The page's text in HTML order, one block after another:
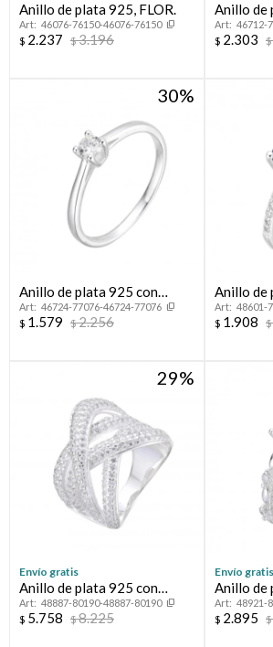
Anillo de plata 925, FLOR.
46076-76150-46076-76150
$ 2.237 $3.196
Anillo de
46712-
$ 2.303 $
30
Anillo de plata 925 con
circonia, CINTILLO.
46724-77076-46724-77076
$ 1.579 $2.256
Anillo de
circonias.
48601-
$ 1.908 $
29
Envío gratis
Anillo de plata 925 con
circonias, TRENZA.
48887-80190-48887-80190
$ 5.758 $8.225
Envío gratis
Anillo de
circonias.
48921-
$ 2.895 $